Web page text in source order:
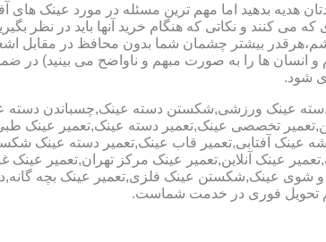
هدیه بدهید اما مهم ترین مسئله در مورد عینک های
کنند و نکاتی که هنگام خرید آنها باید در نظر
بیشتر چشمان شما بدون محافظ در مقابل
و انسان ها را به صورت مبهم و ناواضح می بینید)
شود.
عینک ورزشی,شکستن دسته عینک,چسباندن دسته
تخصصی عینک,تعمیر دسته عینک,تعمیر عینک
عینک آفتابی,تعمیر قاب عینک,تعمیر دسته عینک
عینک آنلاین,تعمیر عینک مرکز تهران,تعمیر
عینک,شکستن عینک فلزی,تعمیر عینک بچه
تحویل فوری در خدمت شماست.